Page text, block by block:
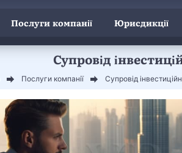
Послуги компанії Юрисдикції
Супровід
Послуги компанії Супровід